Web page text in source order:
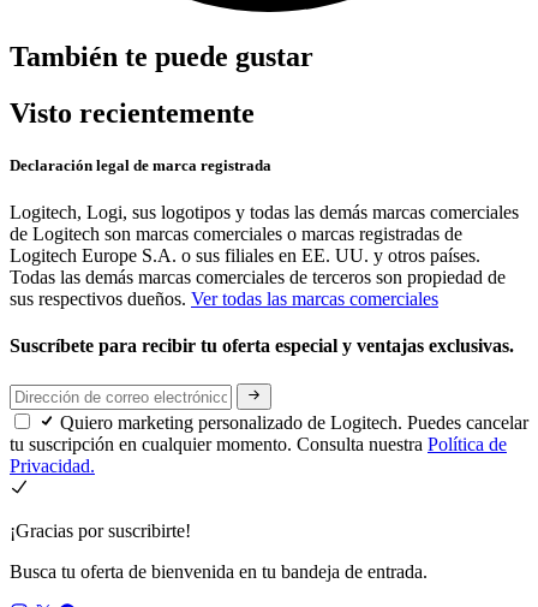
También te puede gustar
Visto recientemente
Declaración legal de marca registrada
Logitech, Logi, sus logotipos y todas las demás marcas comerciales
de Logitech son marcas comerciales o marcas registradas de
Logitech Europe S.A. o sus filiales en EE. UU. y otros países.
Todas las demás marcas comerciales de terceros son propiedad de
sus respectivos dueños. Ver todas las marcas comerciales
Suscríbete para recibir tu oferta especial y ventajas exclusivas.
Quiero marketing personalizado de Logitech. Puedes cancelar
tu suscripción en cualquier momento. Consulta nuestra Política de
Privacidad.
¡Gracias por suscribirte!
Busca tu oferta de bienvenida en tu bandeja de entrada.